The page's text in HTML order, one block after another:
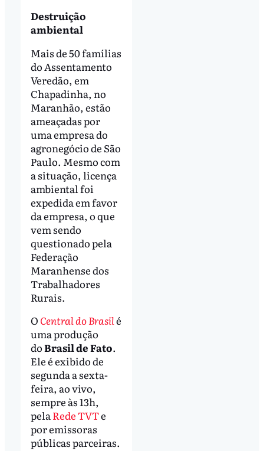
Destruição
ambiental
Mais de 50 famílias
do Assentamento
Veredão, em
Chapadinha, no
Maranhão, estão
ameaçadas por
uma empresa do
agronegócio de São
Paulo. Mesmo com
a situação, licença
ambiental foi
expedida em favor
da empresa, o que
vem sendo
questionado pela
Federação
Maranhense dos
Trabalhadores
Rurais.
O Central do Brasilé
uma produção
doBrasil de Fato.
Ele é exibido de
segunda a sexta-
feira, ao vivo,
sempre às 13h,
pelaRede TVTe
por emissoras
públicas parceiras.